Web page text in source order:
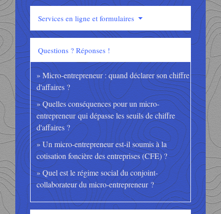
Services en ligne et formulaires
Questions ? Réponses !
Micro-entrepreneur : quand déclarer son chiffre
d'affaires ?
Quelles conséquences pour un micro-
entrepreneur qui dépasse les seuils de chiffre
d'affaires ?
Un micro-entrepreneur est-il soumis à la
cotisation foncière des entreprises (CFE) ?
Quel est le régime social du conjoint-
collaborateur du micro-entrepreneur ?